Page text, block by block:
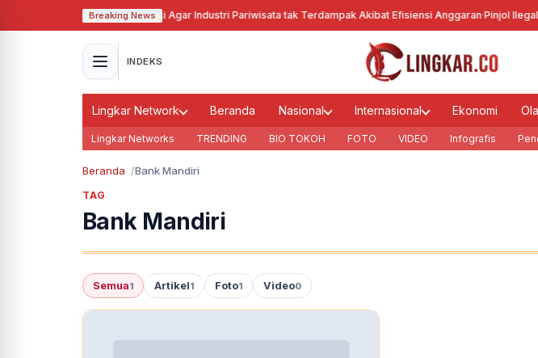
Breaking News
Pj Gubernur Jabar Cari Solusi Agar Industri Pariwisata tak Terdampak Akibat Efisiensi Anggaran·Pinjol Ilegal di
INDEKS
Lingkar Network Beranda Nasional Internasional Ekonomi
Lingkar Networks TRENDING BIO TOKOH FOTO VIDEO Infografis
Beranda Bank Mandiri
TAG
Bank Mandiri
Semua1 Artikel1 Foto1 Video0